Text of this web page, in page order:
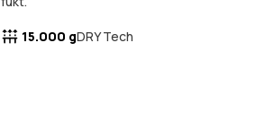
15.000 gDRY Tech